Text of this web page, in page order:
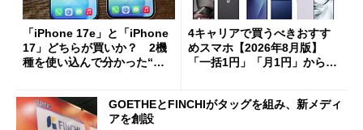
「iPhone 17e」と「iPhone
17」どちらが買いか？ 2機
種を使い込んで分かった“ス
4キャリアで買うべきおすす
めスマホ【2026年8月版】
「一括1円」「月1円」からお
GOETHEとFINCHIがタッグを組み、新メディ
アを創設